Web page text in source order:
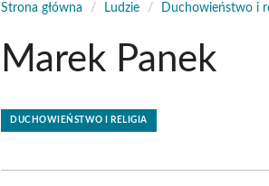
Strona główna / Ludzie / Duchowieństwo i
Marek Panek
DUCHOWIEŃSTWO I RELIGIA